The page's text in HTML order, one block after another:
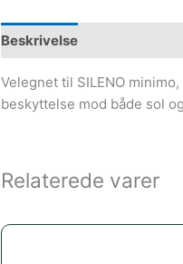
Beskrivelse
Velegnet til SILENO
beskyttelse mod både sol
Relaterede varer